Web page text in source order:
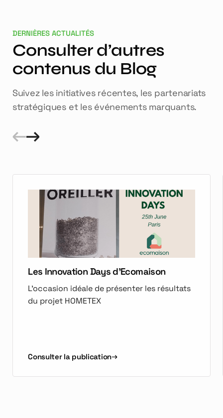
DERNIÈRES ACTUALITÉS
Consulter d’autres
contenus du Blog
Suivez les initiatives récentes, les partenariats
stratégiques et les événements marquants.
Les Innovation Days d'Ecomaison
L'occasion idéale de présenter les résultats
du projet HOMETEX
Consulter la publication